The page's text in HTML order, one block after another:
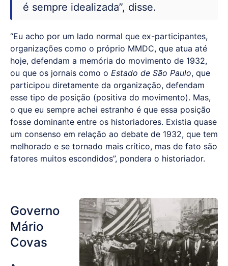
é sempre idealizada”, disse.
“Eu acho por um lado normal que ex-participantes,
organizações como o próprio MMDC, que atua até
hoje, defendam a memória do movimento de 1932,
ou que os jornais como o Estado de São Paulo, que
participou diretamente da organização, defendam
esse tipo de posição (positiva do movimento). Mas,
o que eu sempre achei estranho é que essa posição
fosse dominante entre os historiadores. Existia quase
um consenso em relação ao debate de 1932, que tem
melhorado e se tornado mais crítico, mas de fato são
fatores muitos escondidos”, pondera o historiador.
Governo
Mário
Covas